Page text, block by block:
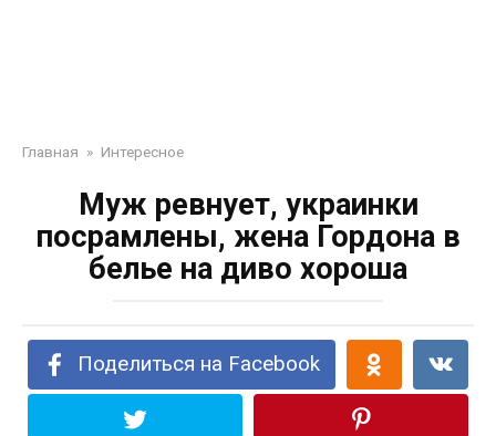
Главная » Интересное
Муж ревнует, украинки
посрамлены, жена Гордона в
белье на диво хороша
Поделиться на Facebook